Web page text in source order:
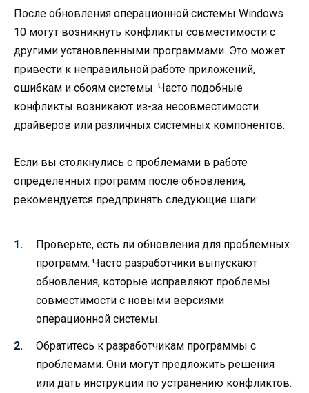
После обновления операционной системы Windows
10 могут возникнуть конфликты совместимости с
другими установленными программами. Это может
привести к неправильной работе приложений,
ошибкам и сбоям системы. Часто подобные
конфликты возникают из-за несовместимости
драйверов или различных системных компонентов.
Если вы столкнулись с проблемами в работе
определенных программ после обновления,
рекомендуется предпринять следующие шаги:
Проверьте, есть ли обновления для проблемных
программ. Часто разработчики выпускают
обновления, которые исправляют проблемы
совместимости с новыми версиями
операционной системы.
Обратитесь к разработчикам программы с
проблемами. Они могут предложить решения
или дать инструкции по устранению конфликтов.